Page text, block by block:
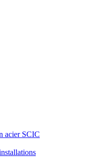
acier SCIC